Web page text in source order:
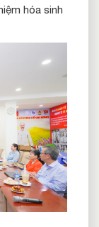
hóa sinh